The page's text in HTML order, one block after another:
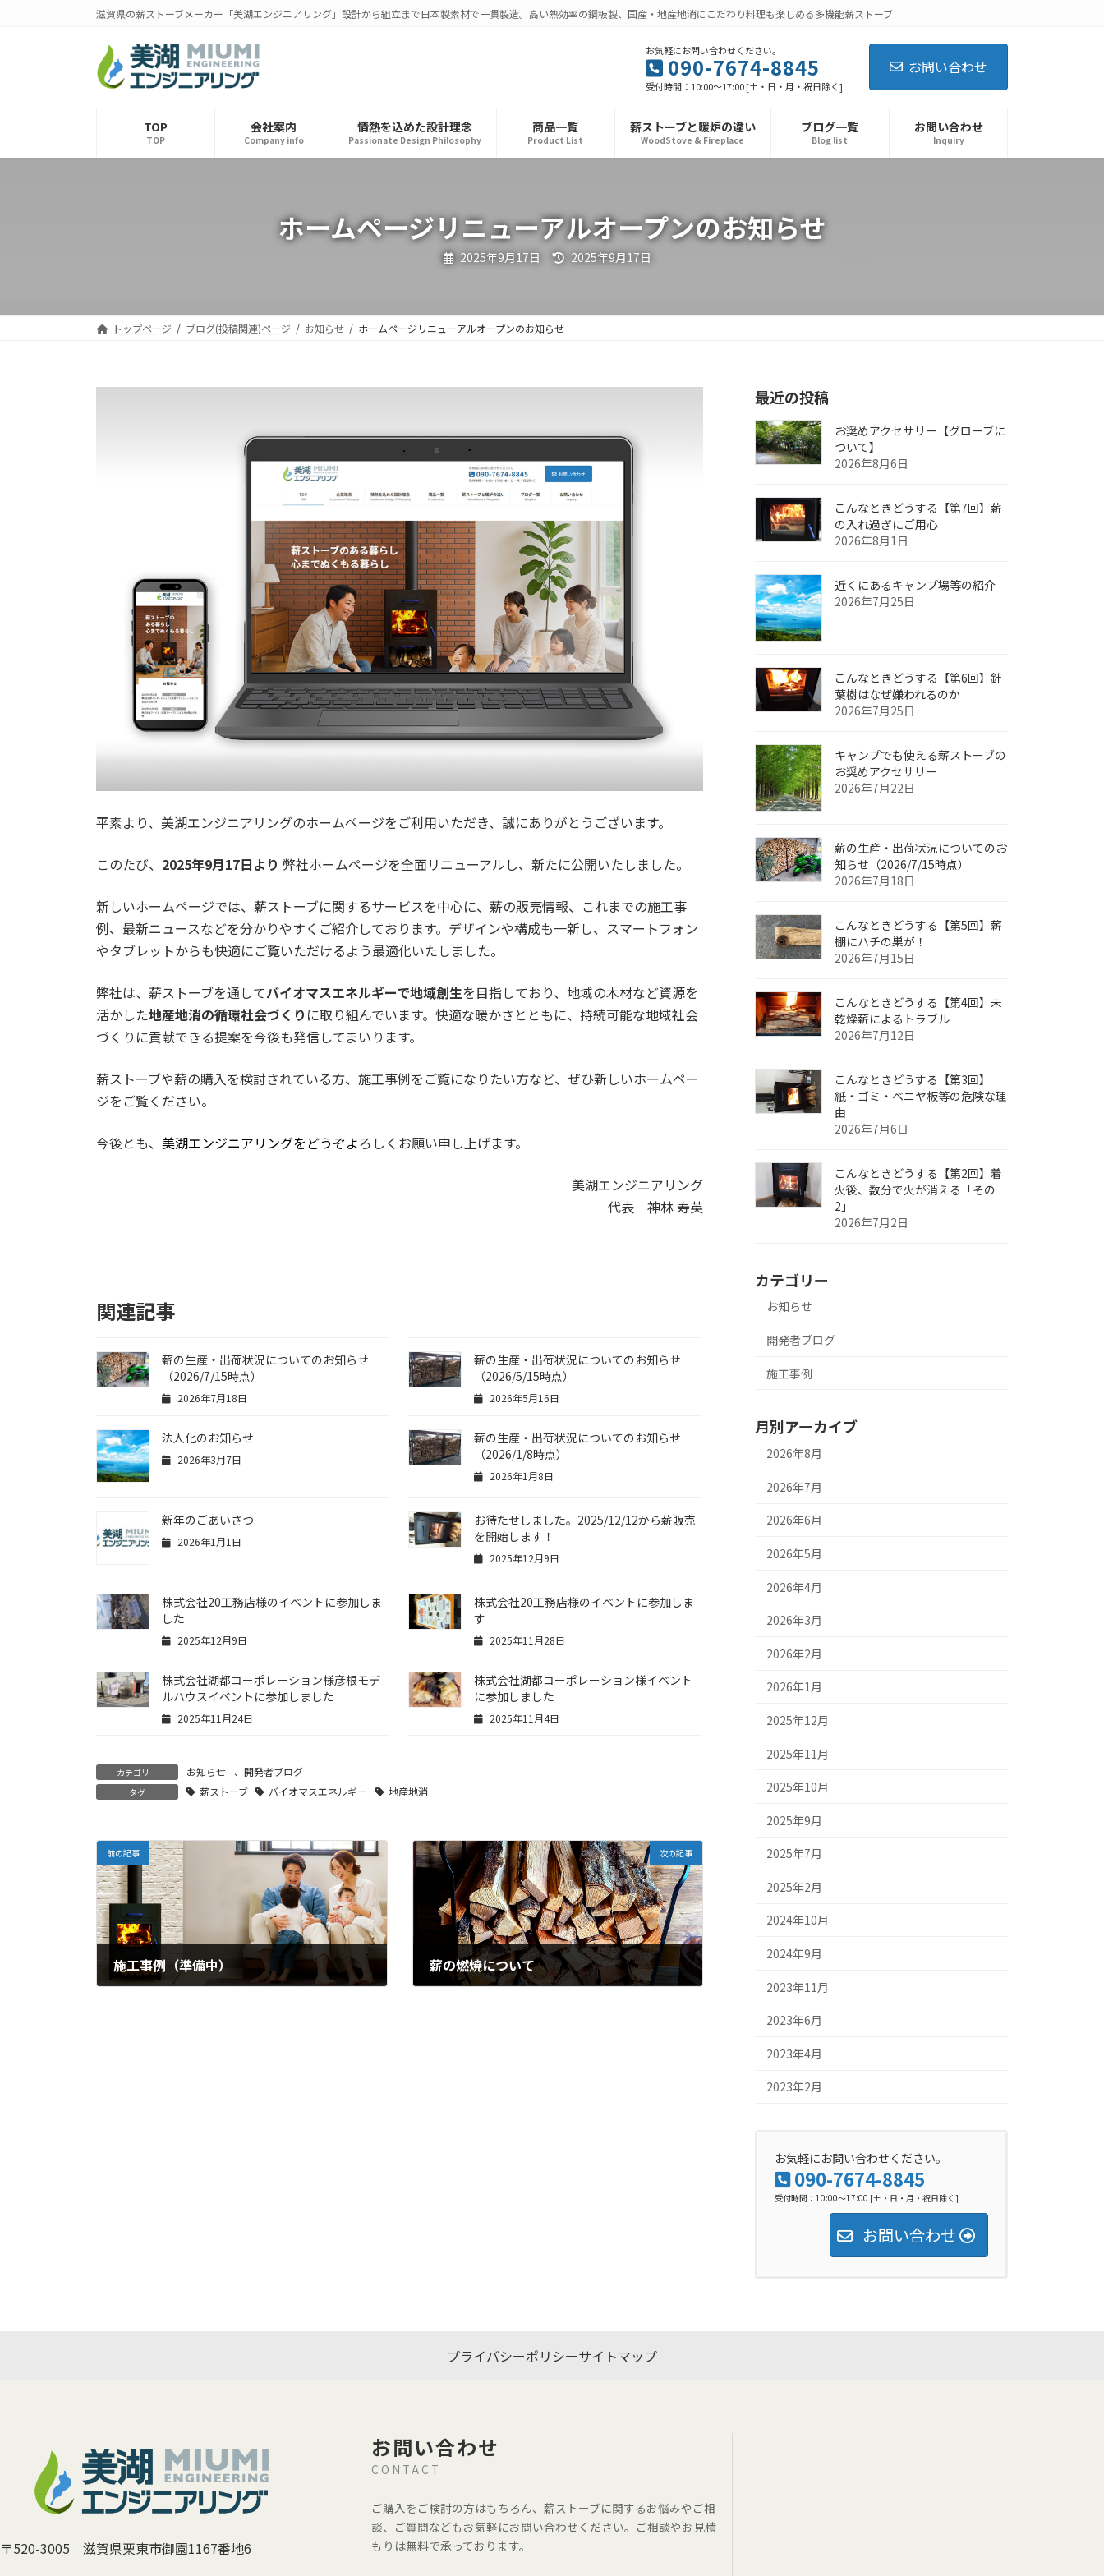
滋賀県の薪ストーブメーカー「美湖エンジニアリング」設計から組立まで日本製素材で一貫製造。高い熱効率の鋼板製、国産・地産地消にこだわり料理も楽しめる多機能薪ストーブ
お気軽にお問い合わせください。
090-7674-8845
受付時間：10:00～17:00 [土・日・月・祝日除く]
お問い合わせ
TOP
TOP
会社案内
Company info
情熱を込めた設計理念
Passionate Design Philosophy
商品一覧
Product List
薪ストーブと暖炉の違い
WoodStove & Fireplace
ブログ一覧
Blog list
お問い合わせ
Inquiry
ホームページリニューアルオープンのお知らせ
2025年9月17日 最
終
時
2025年9月17日
トップページ ブログ(投稿関連)ページ お知らせ ホームページリニューアルオープンのお知らせ
平素より、美湖エンジニアリングのホームページをご利用いただき、誠にありがとうございます。
このたび、 2025年9月17日より 弊社ホームページを全面リニューアルし、新たに公開いたしました。
新しいホームページでは、薪ストーブに関するサービスを中心に、薪の販売情報、これまでの施工事
例、最新ニュースなどを分かりやすくご紹介しております。デザインや構成も一新し、スマートフォン
やタブレットからも快適にご覧いただけるよう最適化いたしました。
弊社は、薪ストーブを通してバイオマスエネルギーで地域創生を目指しており、地域の木材など資源を
活かした地産地消の循環社会づくり に取り組んでいます。快適な暖かさとともに、持続可能な地域社会
づくりに貢献できる提案を今後も発信してまいります。
薪ストーブや薪の購入を検討されている方、施工事例をご覧になりたい方など、ぜひ新しいホームペー
ジをご覧ください。
今後とも、 美湖エンジニアリングをどうぞよろしくお願い申し上げます。
美湖エンジニアリング
代表 神林 寿英
関連記事
薪の生産・出荷状況についてのお知らせ
（2026/7/15時点）
2026年7月18日
薪の生産・出荷状況についてのお知らせ
（2026/5/15時点）
2026年5月16日
法人化のお知らせ
2026年3月7日
薪の生産・出荷状況についてのお知らせ
（2026/1/8時点）
2026年1月8日
新年のごあいさつ
2026年1月1日
お待たせしました。2025/12/12から薪販売
を開始します！
2025年12月9日
株式会社20工務店様のイベントに参加しま
した
2025年12月9日
株式会社20工務店様のイベントに参加しま
す
2025年11月28日
株式会社湖都コーポレーション様彦根モデ
ルハウスイベントに参加しました
2025年11月24日
株式会社湖都コーポレーション様イベント
に参加しました
2025年11月4日
カテゴリー お知らせ 、 開発者ブログ
タグ 薪ストーブ バイオマスエネルギー 地産地消
前の記事
施工事例（準備中）
次の記事
薪の燃焼について
最近の投稿
お奨めアクセサリー【グローブに
ついて】
2026年8月6日
こんなときどうする【第7回】薪
の入れ過ぎにご用心
2026年8月1日
近くにあるキャンプ場等の紹介
2026年7月25日
こんなときどうする【第6回】針
葉樹はなぜ嫌われるのか
2026年7月25日
キャンプでも使える薪ストーブの
お奨めアクセサリー
2026年7月22日
薪の生産・出荷状況についてのお
知らせ（2026/7/15時点）
2026年7月18日
こんなときどうする【第5回】薪
棚にハチの巣が！
2026年7月15日
こんなときどうする【第4回】未
乾燥薪によるトラブル
2026年7月12日
こんなときどうする【第3回】
紙・ゴミ・ベニヤ板等の危険な理
由
2026年7月6日
こんなときどうする【第2回】着
火後、数分で火が消える「その
2」
2026年7月2日
カテゴリー
お知らせ
開発者ブログ
施工事例
月別アーカイブ
2026年8月
2026年7月
2026年6月
2026年5月
2026年4月
2026年3月
2026年2月
2026年1月
2025年12月
2025年11月
2025年10月
2025年9月
2025年7月
2025年2月
2024年10月
2024年9月
2023年11月
2023年6月
2023年4月
2023年2月
お気軽にお問い合わせください。
090-7674-8845
受付時間：10:00～17:00 [土・日・月・祝日除く]
お問い合わせ
プライバシーポリシーサイトマップ
〒520-3005 滋賀県栗東市御園1167番地6
お問い合わせ
CONTACT
ご購入をご検討の方はもちろん、薪ストーブに関するお悩みやご相
談、ご質問などもお気軽にお問い合わせください。ご相談やお見積
もりは無料で承っております。